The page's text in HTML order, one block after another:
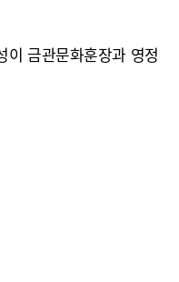
이 금관문화훈장과 영정